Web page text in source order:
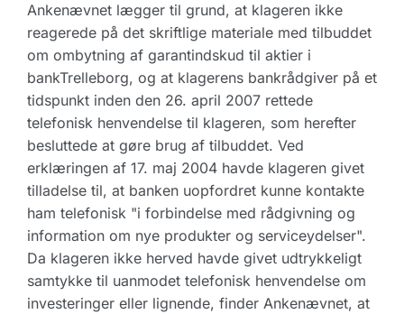
Ankenævnet lægger til grund, at klageren ikke
reagerede på det skriftlige materiale med tilbuddet
om ombytning af garantindskud til aktier i
bankTrelleborg, og at klagerens bankrådgiver på et
tidspunkt inden den 26. april 2007 rettede
telefonisk henvendelse til klageren, som herefter
besluttede at gøre brug af tilbuddet. Ved
erklæringen af 17. maj 2004 havde klageren givet
tilladelse til, at banken uopfordret kunne kontakte
ham telefonisk "i forbindelse med rådgivning og
information om nye produkter og serviceydelser".
Da klageren ikke herved havde givet udtrykkeligt
samtykke til uanmodet telefonisk henvendelse om
investeringer eller lignende, finder Ankenævnet, at